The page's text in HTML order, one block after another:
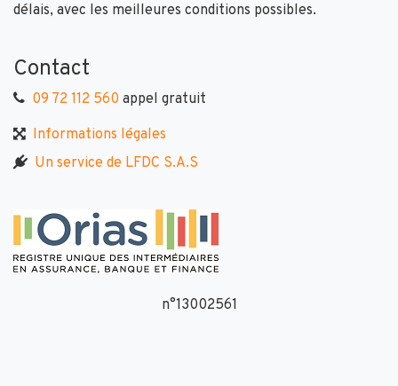
délais, avec les meilleures conditions possibles.
Contact
09 72 112 560 appel gratuit
Informations légales
Un service de LFDC S.A.S
n°13002561